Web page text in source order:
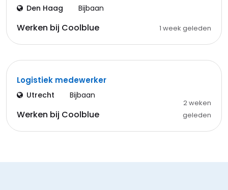
Den Haag Bijbaan
Werken bij Coolblue 1 week geleden
Logistiek medewerker
Utrecht Bijbaan
Werken bij Coolblue
2 weken
geleden